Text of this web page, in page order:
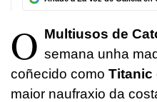
O Multiusos de
semana unha
coñecido como Titanic
maior naufraxio da